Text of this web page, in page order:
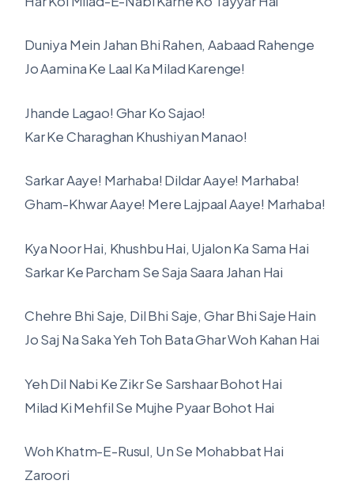
Duniya Mein Jahan Bhi Rahen, Aabaad Rahenge
Jo Aamina Ke Laal Ka Milad Karenge!
Jhande Lagao! Ghar Ko Sajao!
Kar Ke Charaghan Khushiyan Manao!
Sarkar Aaye! Marhaba! Dildar Aaye! Marhaba!
Gham-Khwar Aaye! Mere Lajpaal Aaye! Marhaba!
Kya Noor Hai, Khushbu Hai, Ujalon Ka Sama Hai
Sarkar Ke Parcham Se Saja Saara Jahan Hai
Chehre Bhi Saje, Dil Bhi Saje, Ghar Bhi Saje Hain
Jo Saj Na Saka Yeh Toh Bata Ghar Woh Kahan Hai
Yeh Dil Nabi Ke Zikr Se Sarshaar Bohot Hai
Milad Ki Mehfil Se Mujhe Pyaar Bohot Hai
Woh Khatm-E-Rusul, Un Se Mohabbat Hai
Zaroori